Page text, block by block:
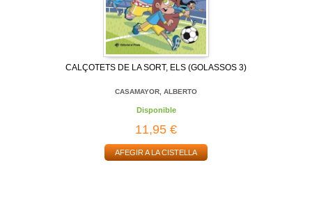
CALÇOTETS DE LA SORT, ELS (GOLASSOS 3)
CASAMAYOR, ALBERTO
Disponible
11,95 €
AFEGIR A LA CISTELLA